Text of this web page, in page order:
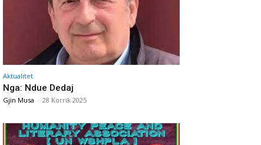
Aktualitet
Nga: Ndue Dedaj
Gjin Musa - 28 Korrik 2025